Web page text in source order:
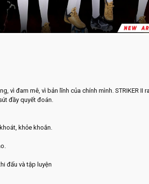
vì đam mê, vì bản lĩnh của chính mình. STRIKER
đầy quyết đoán.
khỏe khoắn.
đấu và tập luyện